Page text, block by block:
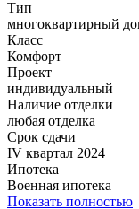
Тип
многоквартирный
Класс
Комфорт
Проект
индивидуальный
Наличие отделки
любая отделка
Срок сдачи
IV квартал 2024
Ипотека
Военная ипотека
Показать полностью